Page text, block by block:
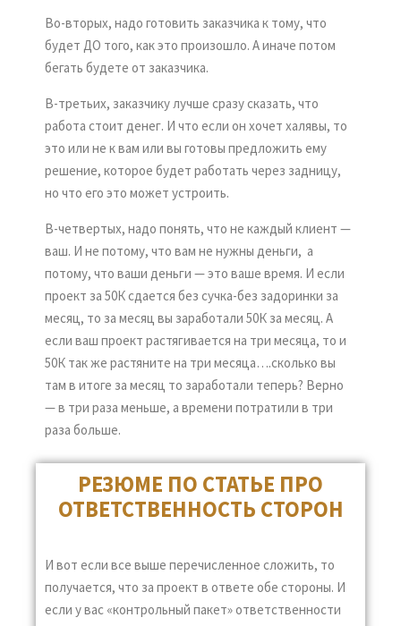
Во-вторых, надо готовить заказчика к тому, что
будет ДО того, как это произошло. А иначе потом
бегать будете от заказчика.
В-третьих, заказчику лучше сразу сказать, что
работа стоит денег. И что если он хочет халявы, то
это или не к вам или вы готовы предложить ему
решение, которое будет работать через задницу,
но что его это может устроить.
В-четвертых, надо понять, что не каждый клиент —
ваш. И не потому, что вам не нужны деньги, а
потому, что ваши деньги — это ваше время. И если
проект за 50К сдается без сучка-без задоринки за
месяц, то за месяц вы заработали 50К за месяц. А
если ваш проект растягивается на три месяца, то и
50К так же растяните на три месяца….сколько вы
там в итоге за месяц то заработали теперь? Верно
— в три раза меньше, а времени потратили в три
раза больше.
РЕЗЮМЕ ПО СТАТЬЕ ПРО
ОТВЕТСТВЕННОСТЬ СТОРОН
И вот если все выше перечисленное сложить, то
получается, что за проект в ответе обе стороны. И
если у вас «контрольный пакет» ответственности